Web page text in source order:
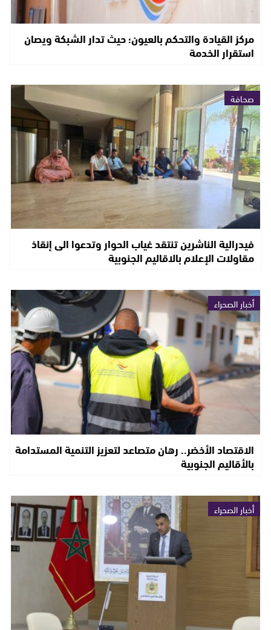
مركز القيادة والتحكم بالعيون؛ حيث تدار الشبكة ويصان
استقرار الخدمة
صحافة
فيدرالية الناشرين تنتقد غياب الحوار وتدعوا الى إنقاذ
مقاولات الإعلام بالاقاليم الجنوبية
أخبار الصحراء
الاقتصاد الأخضر.. رهان متصاعد لتعزيز التنمية المستدامة
بالأقاليم الجنوبية
أخبار الصحراء